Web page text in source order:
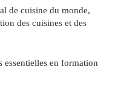
de cuisine du monde,
des cuisines et des
essentielles en formation